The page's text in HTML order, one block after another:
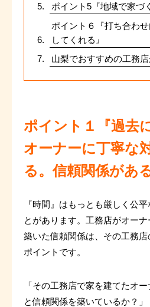
ポイント5『地域で家づ
ポイント６『打ち合わ
してくれる』
山梨でおすすめの工務
ポイント１『過去
オーナーに丁寧な
る。信頼関係がある
『時間』はもっとも厳しく公
とがあります。工務店がオー
築いた信頼関係は、その工務
ポイントです。
「その工務店で家を建てたオ
と信頼関係を築いているか？」